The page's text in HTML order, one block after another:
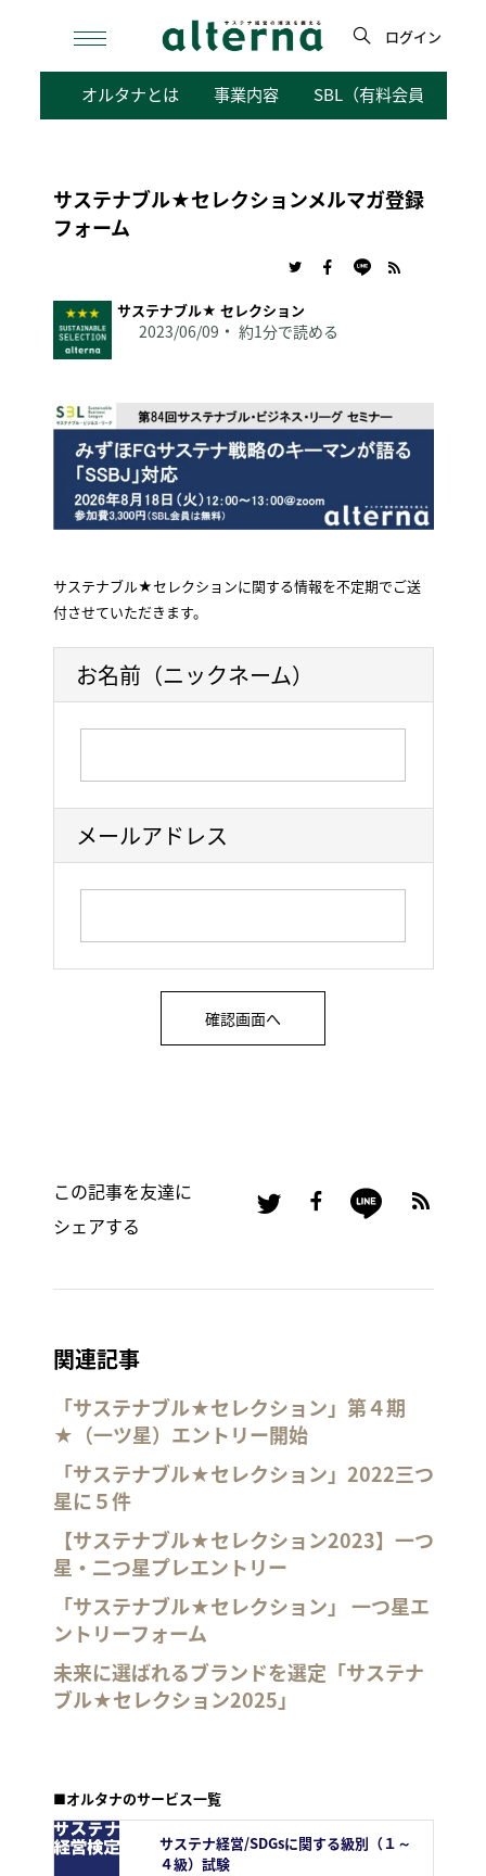
検
ログイン
オルタナとは 事業内容 SBL（有料会員向けサ
サステナブル★セレクションメルマガ登録
フォーム
サステナブル★ セレクション
2023/06/09 約1分で読める
サステナブル★セレクションに関する情報を不定期でご送
付させていただきます。
お名前（ニックネーム）
メールアドレス
この記事を友達に
シェアする
関連記事
「サステナブル★セレクション」第４期
★（一ツ星）エントリー開始
「サステナブル★セレクション」2022三つ
星に５件
【サステナブル★セレクション2023】一つ
星・二つ星プレエントリー
「サステナブル★セレクション」 一つ星エ
ントリーフォーム
未来に選ばれるブランドを選定「サステナ
ブル★セレクション2025」
■オルタナのサービス一覧
サステナ経営/SDGsに関する級別（１～
４級）試験